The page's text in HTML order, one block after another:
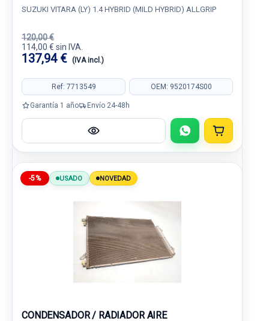
SUZUKI VITARA (LY) 1.4 HYBRID (MILD HYBRID) ALLGRIP
120,00 €
114,00 € sin IVA.
137,94 € (IVA incl.)
Ref: 7713549 OEM: 9520174S00
Garantía 1 año Envío 24-48h
-5% USADO NOVEDAD
CONDENSADOR / RADIADOR AIRE